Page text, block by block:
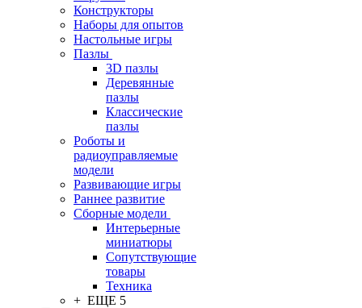
Конструкторы
Наборы для опытов
Настольные игры
Пазлы
3D пазлы
Деревянные
пазлы
Классические
пазлы
Роботы и
радиоуправляемые
модели
Развивающие игры
Раннее развитие
Сборные модели
Интерьерные
миниатюры
Сопутствующие
товары
Техника
+ ЕЩЕ 5